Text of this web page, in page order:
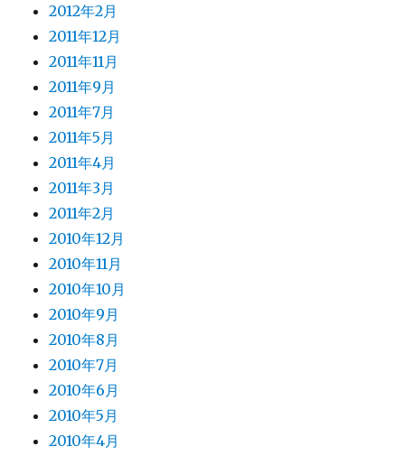
2012年2月
2011年12月
2011年11月
2011年9月
2011年7月
2011年5月
2011年4月
2011年3月
2011年2月
2010年12月
2010年11月
2010年10月
2010年9月
2010年8月
2010年7月
2010年6月
2010年5月
2010年4月